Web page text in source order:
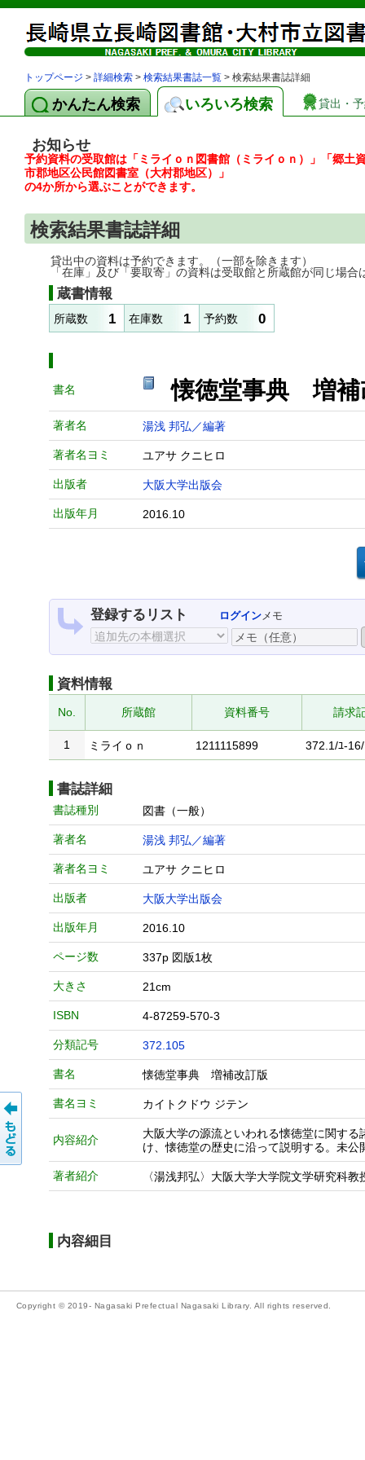
トップページ > 詳細検索 > 検索結果書誌一覧 > 検索結果書誌詳細
かんたん検索 いろいろ検索 貸出・
お知らせ
予約資料の受取館は「ミライｏｎ図書館（ミライｏｎ）」「郷
市郡地区公民館図書室（大村郡地区）」
の4か所から選ぶことができます。
検索結果書誌詳細
貸出中の資料は予約できます。（一部を除きます）
「在庫」及び「要取寄」の資料は受取館と所蔵館が同じ場合
蔵書情報
所蔵数 1 在庫数 1 予約数 0
書名 懐徳堂事典 増補
著者名 湯浅 邦弘／編著
著者名ヨミ ユアサ クニヒロ
出版者 大阪大学出版会
出版年月 2016.10
登録するリスト ログインメモ
資料情報
No. 所蔵館 資料番号 請求
1 ミライｏｎ 1211115899 372.1/ﾕ-16/
書誌詳細
書誌種別 図書（一般）
著者名 湯浅 邦弘／編著
著者名ヨミ ユアサ クニヒロ
出版者 大阪大学出版会
出版年月 2016.10
ページ数 337p 図版1枚
大きさ 21cm
ISBN 4-87259-570-3
分類記号 372.105
書名 懐徳堂事典 増補改訂版
書名ヨミ カイトクドウ ジテン
内容紹介
大阪大学の源流といわれる懐徳堂に関す
け、懐徳堂の歴史に沿って説明する。未
著者紹介 〈湯浅邦弘〉大阪大学大学院文学研究科
内容細目
Copyright © 2019- Nagasaki Prefectual Nagasaki Library. All rights reserved.